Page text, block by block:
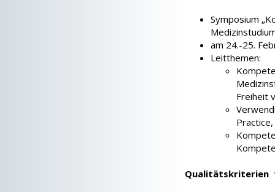
Symposium
am 24.-25.
Leitthemen:
Freiheit
Qualitätskriterien